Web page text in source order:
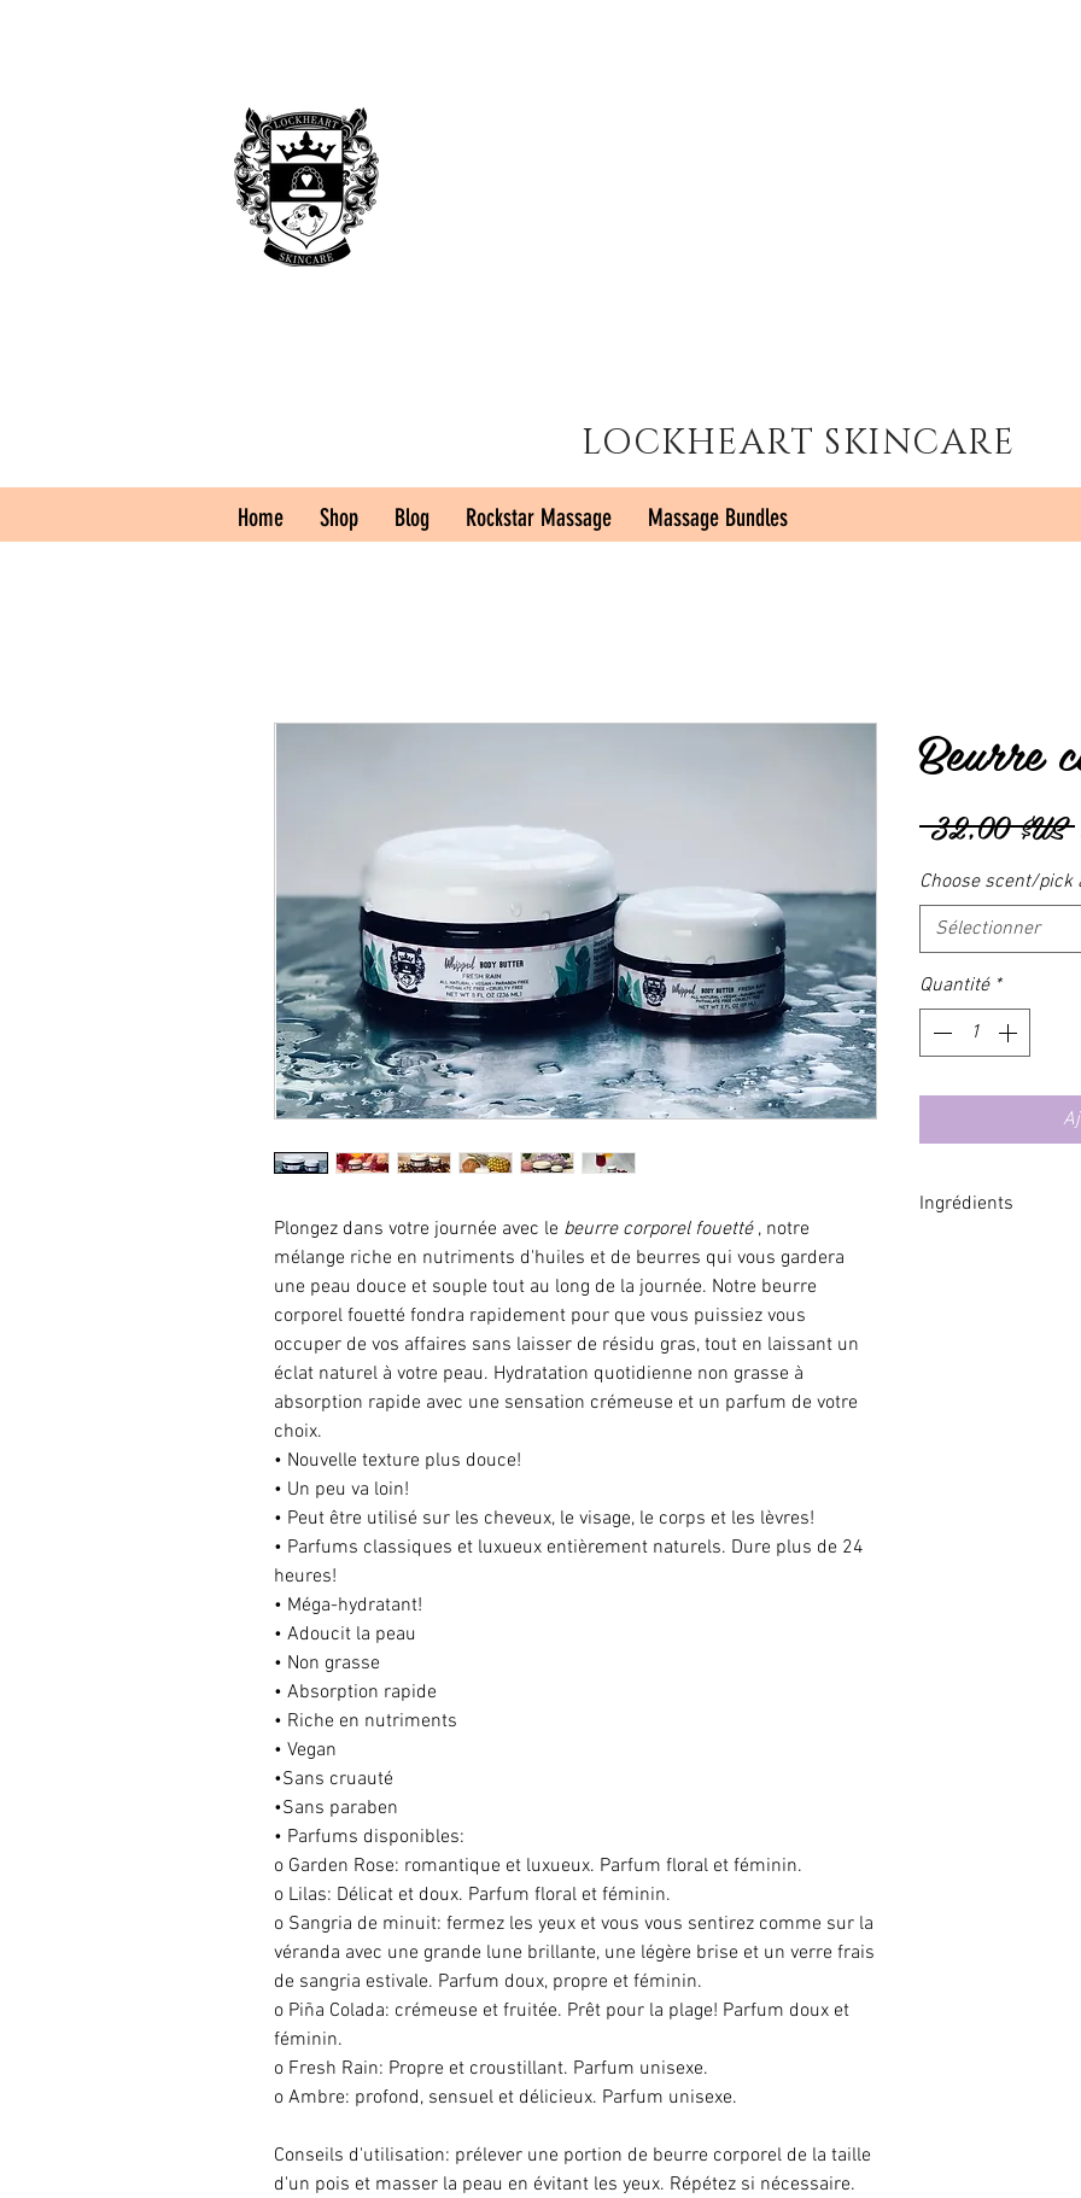
LOCKHEART SKINCARE
Home Shop Blog Rockstar Massage Massage Bundles
Plongez dans votre journée avec le beurre corporel fouetté, notre
mélange riche en nutriments d'huiles et de beurres qui vous gardera
une peau douce et souple tout au long de la journée. Notre beurre
corporel fouetté fondra rapidement pour que vous puissiez vous
occuper de vos affaires sans laisser de résidu gras, tout en laissant un
éclat naturel à votre peau. Hydratation quotidienne non grasse à
absorption rapide avec une sensation crémeuse et un parfum de votre
choix.
• Nouvelle texture plus douce!
• Un peu va loin!
• Peut être utilisé sur les cheveux, le visage, le corps et les lèvres!
• Parfums classiques et luxueux entièrement naturels. Dure plus de 24
heures!
• Méga-hydratant!
• Adoucit la peau
• Non grasse
• Absorption rapide
• Riche en nutriments
• Vegan
•Sans cruauté
•Sans paraben
• Parfums disponibles:
o Garden Rose: romantique et luxueux. Parfum floral et féminin.
o Lilas: Délicat et doux. Parfum floral et féminin.
o Sangria de minuit: fermez les yeux et vous vous sentirez comme sur la
véranda avec une grande lune brillante, une légère brise et un verre frais
de sangria estivale. Parfum doux, propre et féminin.
o Piña Colada: crémeuse et fruitée. Prêt pour la plage! Parfum doux et
féminin.
o Fresh Rain: Propre et croustillant. Parfum unisexe.
o Ambre: profond, sensuel et délicieux. Parfum unisexe.
Conseils d'utilisation: prélever une portion de beurre corporel de la taille
d'un pois et masser la peau en évitant les yeux. Répétez si nécessaire.
Beurre
32,00 $US
Choose scent/pick
Sélectionner
Quantité *
Ingrédients